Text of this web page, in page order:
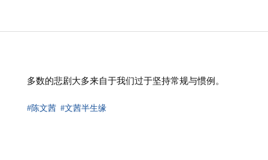
多数的悲剧大多来自于我们过于坚持常规与惯例。
#陈文茜 #文茜半生缘